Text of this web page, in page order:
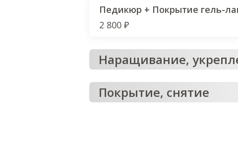
Педикюр + Покрытие гель-
2 800 ₽
Наращивание,
Покрытие, снятие